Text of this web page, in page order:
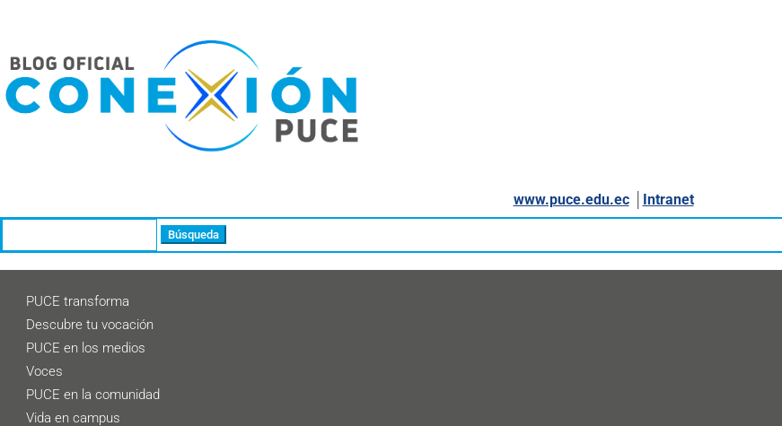
www.puce.edu.ec│ Intranet
PUCE transforma
Descubre tu vocación
PUCE en los medios
Voces
PUCE en la comunidad
Vida en campus